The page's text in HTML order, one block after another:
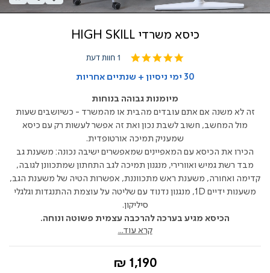
כיסא משרדי HIGH SKILL
5.0
rating
1 חוות דעת
30 ימי ניסיון + שנתיים אחריות
מיומנות גבוהה בנוחות
זה לא משנה אם אתם עובדים מהבית או מהמשרד - כשיושבים שעות
מול המחשב, חשוב לשבת נכון ואת זה אפשר לעשות רק עם כיסא
שמעניק תמיכה אורטופדית.
הכירו את הכיסא עם המאפיינים שמאפשרים ישיבה נכונה: משענת גב
מבד רשת גמיש ואוורירי, מנגנון תמיכה לגב התחתון שמתכוונן לגובה,
קדימה ואחורה, משענת ראש מתכווננת, אפשרות הטיה של משענת הגב,
משענות ידיים 1D, מנגנון נדנוד עם שליטה על עוצמת ההתנגדות וגלגלי
סיליקון.
הכיסא מגיע בערכה להרכבה עצמית פשוטה ונוחה.
קרא עוד...
החל
1,190 ₪